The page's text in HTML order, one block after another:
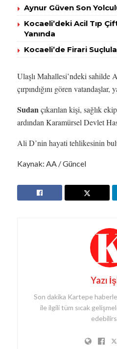
Aynur Güven Son
Kocaeli’deki Acil Tıp
Yanında
Kocaeli’de Firari
Ulaşlı Mahallesi’ndeki sahilde
çırpındığını gören
Sudançıkarılan kişi, sağlık
ardından Karamürsel Devlet
Ali D’nin hayati tehlikesinin
Kaynak: AA / Güncel
Yazı
Son dakika Kartepe
ile ilgili tüm sıcak